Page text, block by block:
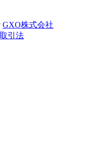
GXO株式会社
引法